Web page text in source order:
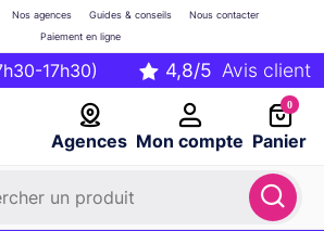
17h30)
Agences Mon compte
Nos agences Guides & conseils
Nous contacter
Paiement en ligne
0
Panier